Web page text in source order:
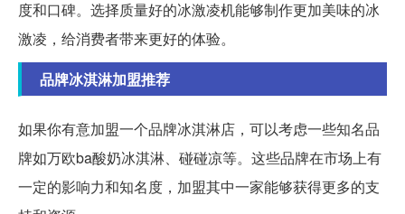
度和口碑。选择质量好的冰激凌机能够制作更加美味的冰
激凌，给消费者带来更好的体验。
品牌冰淇淋加盟推荐
如果你有意加盟一个品牌冰淇淋店，可以考虑一些知名品
牌如万欧ba酸奶冰淇淋、碰碰凉等。这些品牌在市场上有
一定的影响力和知名度，加盟其中一家能够获得更多的支